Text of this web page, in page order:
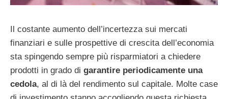
Il costante aumento dell’incertezza sui mercati
finanziari e sulle prospettive di crescita dell’economia
sta spingendo sempre più risparmiatori a chiedere
prodotti in grado di garantire periodicamente una
cedola, al di là del rendimento sul capitale. Molte case